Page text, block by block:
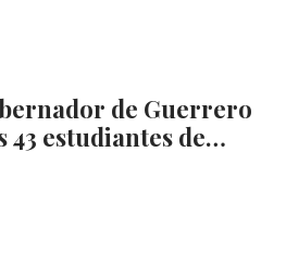
de Guerrero
43 estudiantes de…